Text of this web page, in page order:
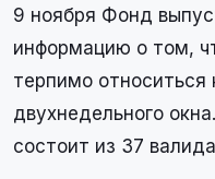
9 ноября Фонд
информацию о том,
терпимо относиться
двухнедельного
состоит из 37